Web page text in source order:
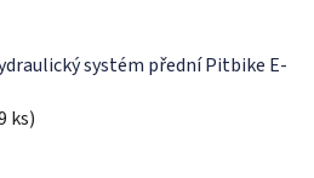
systém přední Pitbike E-
ks)